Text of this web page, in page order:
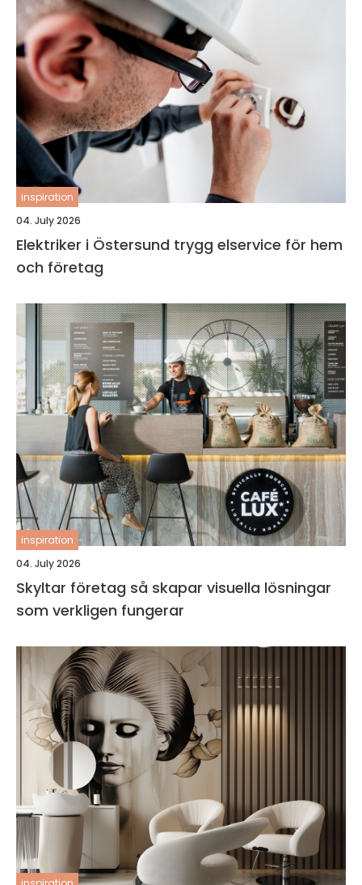
inspiration
04. July 2026
Elektriker i Östersund trygg elservice för hem
och företag
inspiration
04. July 2026
Skyltar företag så skapar visuella lösningar
som verkligen fungerar